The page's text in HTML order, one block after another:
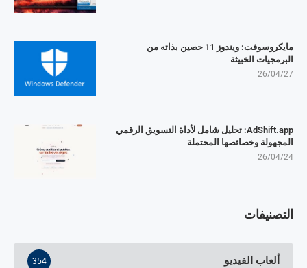
مايكروسوفت: ويندوز 11 حصين بذاته من
البرمجيات الخبيثة
26/04/27
AdShift.app: تحليل شامل لأداة التسويق الرقمي
المجهولة وخصائصها المحتملة
26/04/24
التصنيفات
ألعاب الفيديو 354